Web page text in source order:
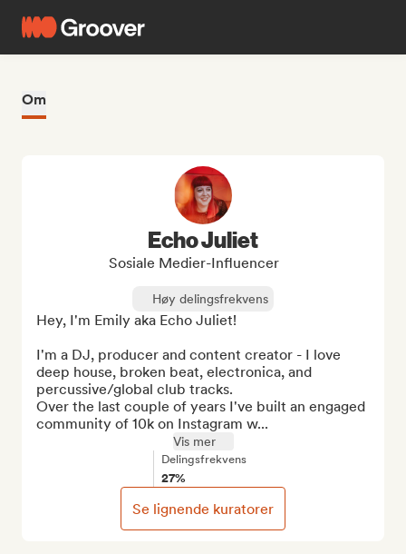
Om
Echo Juliet
Sosiale Medier-Influencer
Høy delingsfrekvens
Hey, I'm Emily aka Echo Juliet!
I'm a DJ, producer and content creator - I love
deep house, broken beat, electronica, and
percussive/global club tracks.
Over the last couple of years I've built an engaged
community of 10k on Instagram w...
Vis mer
Delingsfrekvens
27%
Se lignende kuratorer